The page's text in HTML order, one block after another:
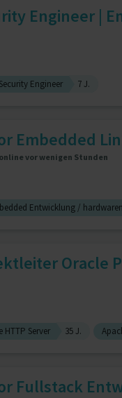
Engineer |
Engineer 7 J.
Embedded
vor wenigen Stunden
Entwicklung /
Oracle
HTTP Server 35 J.
Fullstack